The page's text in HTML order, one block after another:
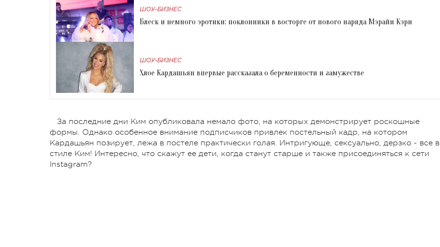
ШОУ-БИЗНЕС
Блеск и немного эротики: поклонники в восторге от нового наряда Мэрайи Кэри
ШОУ-БИЗНЕС
Хлое Кардашьян впервые рассказала о беременности и замужестве
За последние дни Ким опубликовала немало фото, на которых демонстрирует роскошные
формы. Однако особенное внимание подписчиков привлек постельный кадр, на котором
Кардашьян позирует, лежа в постеле практически голая. Интригующе, сексуально, дерзко - все в
стиле Ким! Интересно, что скажут ее дети, когда станут старше и также присоединяться к сети
Instagram?